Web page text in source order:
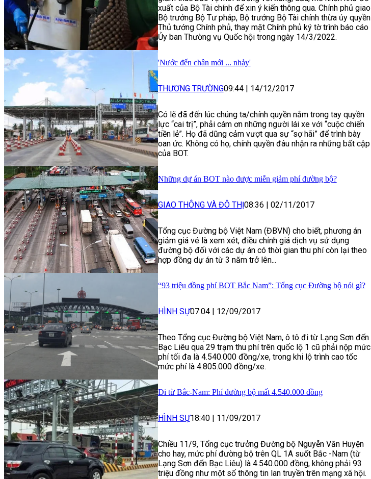
xuất của Bộ Tài chính để xin ý kiến thông qua. Chính phủ giao
Bộ trưởng Bộ Tư pháp, Bộ trưởng Bộ Tài chính thừa ủy quyền
Thủ tướng Chính phủ, thay mặt Chính phủ ký tờ trình báo cáo
Ủy ban Thường vụ Quốc hội trong ngày 14/3/2022.
'Nước đến chân mới ... nhảy'
THƯƠNG TRƯỜNG09:44 | 14/12/2017
Có lẽ đã đến lúc chúng ta/chính quyền nắm trong tay quyền
lực “cai trị”, phải cám ơn những người lái xe với “cuộc chiến
tiền lẻ”. Họ đã dũng cảm vượt qua sự “sợ hãi” để trình bày
oan ức. Không có họ, chính quyền đâu nhận ra những bất cập
của BOT.
Những dự án BOT nào được miễn giảm phí đường bộ?
GIAO THÔNG VÀ ĐÔ THỊ08:36 | 02/11/2017
Tổng cục Đường bộ Việt Nam (ĐBVN) cho biết, phương án
giảm giá vé là xem xét, điều chỉnh giá dịch vụ sử dụng
đường bộ đối với các dự án có thời gian thu phí còn lại theo
hợp đồng dự án từ 3 năm trở lên...
“93 triệu đồng phí BOT Bắc Nam”: Tổng cục Đường bộ nói gì?
HÌNH SỰ07:04 | 12/09/2017
Theo Tổng cục Đường bộ Việt Nam, ô tô đi từ Lạng Sơn đến
Bạc Liêu qua 29 trạm thu phí trên quốc lộ 1 cũ phải nộp mức
phí tối đa là 4.540.000 đồng/xe, trong khi lộ trình cao tốc
mức phí là 4.805.000 đồng/xe.
Đi từ Bắc-Nam: Phí đường bộ mất 4.540.000 đồng
HÌNH SỰ18:40 | 11/09/2017
Chiều 11/9, Tổng cục trưởng Đường bộ Nguyễn Văn Huyện
cho hay, mức phí đường bộ trên QL 1A suốt Bắc -Nam (từ
Lạng Sơn đến Bạc Liêu) là 4.540.000 đồng, không phải 93
triệu đồng như một số thông tin lan truyền trên mạng xã hội.